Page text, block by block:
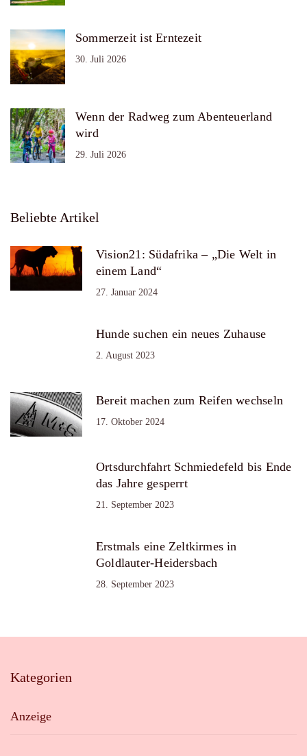
Sommerzeit ist Erntezeit
30. Juli 2026
Wenn der Radweg zum Abenteuerland
wird
29. Juli 2026
Beliebte Artikel
Vision21: Südafrika – „Die Welt in
einem Land“
27. Januar 2024
Hunde suchen ein neues Zuhause
2. August 2023
Bereit machen zum Reifen wechseln
17. Oktober 2024
Ortsdurchfahrt Schmiedefeld bis Ende
das Jahre gesperrt
21. September 2023
Erstmals eine Zeltkirmes in
Goldlauter-Heidersbach
28. September 2023
Kategorien
Anzeige